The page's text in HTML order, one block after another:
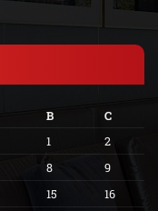
B
C
1
2
8
9
15 16